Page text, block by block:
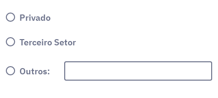
Privado
Terceiro Setor
Outros: